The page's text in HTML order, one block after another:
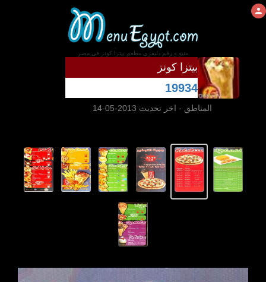
منيو و رقم دليفرى مطعم بيتزا كونز فى مصر
بيتزا كونز
19934
المناطق - اخر تحديث 2013-05-14